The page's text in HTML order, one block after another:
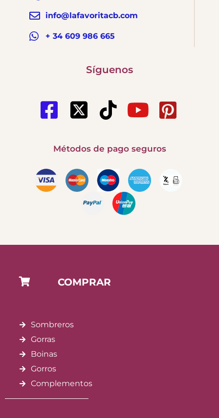
info@lafavoritacb.com
+ 34 609 986 665
Síguenos
Métodos de pago seguros
COMPRAR
Sombreros
Gorras
Boinas
Gorros
Complementos